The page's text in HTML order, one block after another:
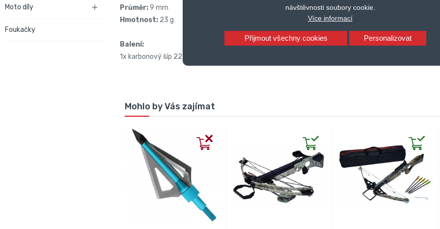
návštěvnosti soubory cookie.
Více informací
Přijmout všechny cookies Personalizovat
Moto díly 
Foukačky
Průměr:9 mm
Hmotnost: 23 g
Balení:
1x karbonový šíp 22"
Mohlo by Vás zajímat